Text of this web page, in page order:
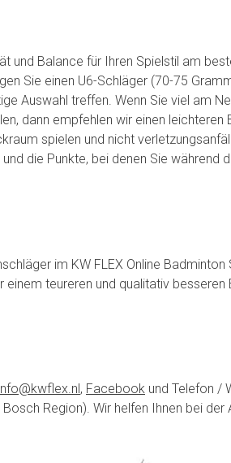
und Balance für Ihren Spielstil am
Sie einen U6-Schläger (70-75
Auswahl treffen. Wenn Sie viel am
dann empfehlen wir einen leichteren
spielen und nicht
die Punkte, bei denen Sie
im KW FLEX Online Badminton
teureren und qualitativ
, Facebook und Telefon /
Region). Wir helfen Ihnen bei